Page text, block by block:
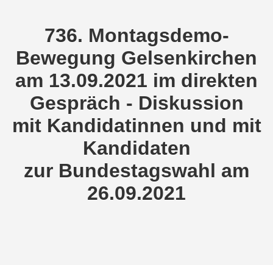
736. Montagsdemo-
Bewegung Gelsenkirchen
am 13.09.2021 im direkten
Gespräch - Diskussion
mit Kandidatinnen und mit
Kandidaten
zur Bundestagswahl am
26.09.2021
wir den III. Weltkrieg! Kommt zum Antikriegstag
ist bereit seit dem 22.08.2022 zu kämpfen
ruft auf am 22.08.2022 zum Protest und
Montagsdemo-Bewegung: Stärken wir
feierte am 11.07.2022 das 750. Jubiläum der
751. Gelsenkirchener Montagsdemo-Bewegung auf
gegen Inflation, gegen Armut und gegen die